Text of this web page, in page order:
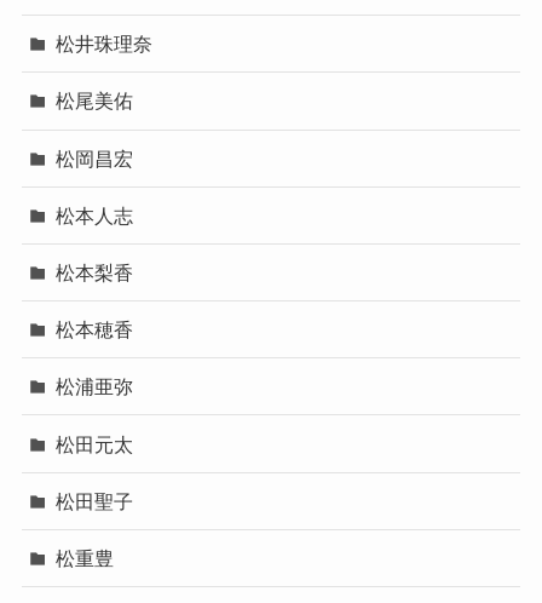
松井珠理奈
松尾美佑
松岡昌宏
松本人志
松本梨香
松本穂香
松浦亜弥
松田元太
松田聖子
松重豊